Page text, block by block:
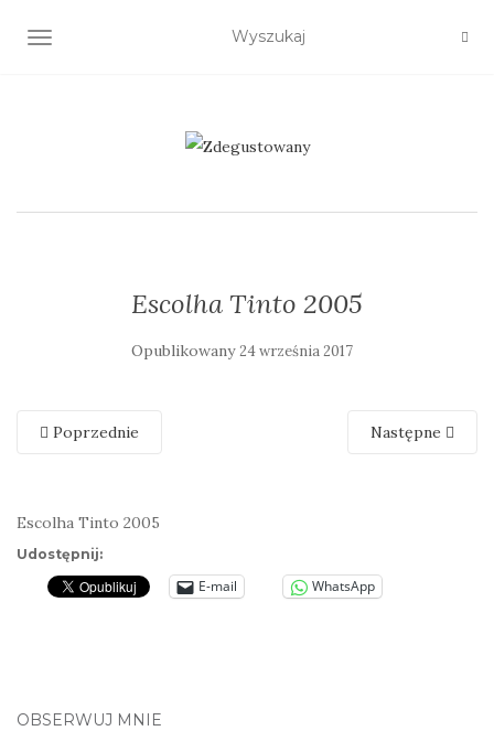
TOGGLE NAVIGATION
Escolha Tinto 2005
Opublikowany24 września 2017
Poprzednie Następne
Escolha Tinto 2005
Udostępnij:
E-mail WhatsApp
OBSERWUJ MNIE